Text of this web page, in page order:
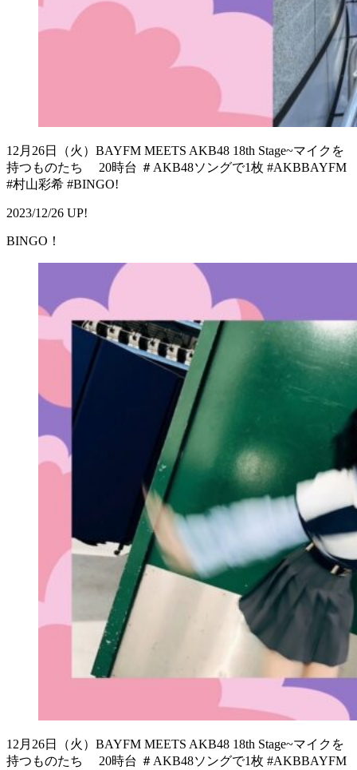
12月26日（火）BAYFM MEETS AKB48 18th Stage~マイクを
持つものたち 20時台 ＃AKB48ソングで1枚 #AKBBAYFM
#村山彩希 #BINGO!
2023/12/26 UP!
BINGO！
12月26日（火）BAYFM MEETS AKB48 18th Stage~マイクを
持つものたち 20時台 ＃AKB48ソングで1枚 #AKBBAYFM